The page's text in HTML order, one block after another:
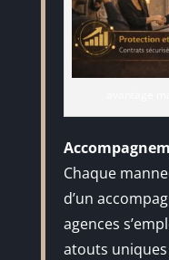
Chaque
d’un
agences
atouts